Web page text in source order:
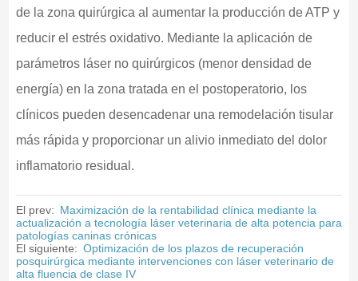
de la zona quirúrgica al aumentar la producción de ATP y
reducir el estrés oxidativo. Mediante la aplicación de
parámetros láser no quirúrgicos (menor densidad de
energía) en la zona tratada en el postoperatorio, los
clínicos pueden desencadenar una remodelación tisular
más rápida y proporcionar un alivio inmediato del dolor
inflamatorio residual.
El prev: Maximización de la rentabilidad clínica mediante la
actualización a tecnología láser veterinaria de alta potencia para
patologías caninas crónicas
El siguiente: Optimización de los plazos de recuperación
posquirúrgica mediante intervenciones con láser veterinario de
alta fluencia de clase IV